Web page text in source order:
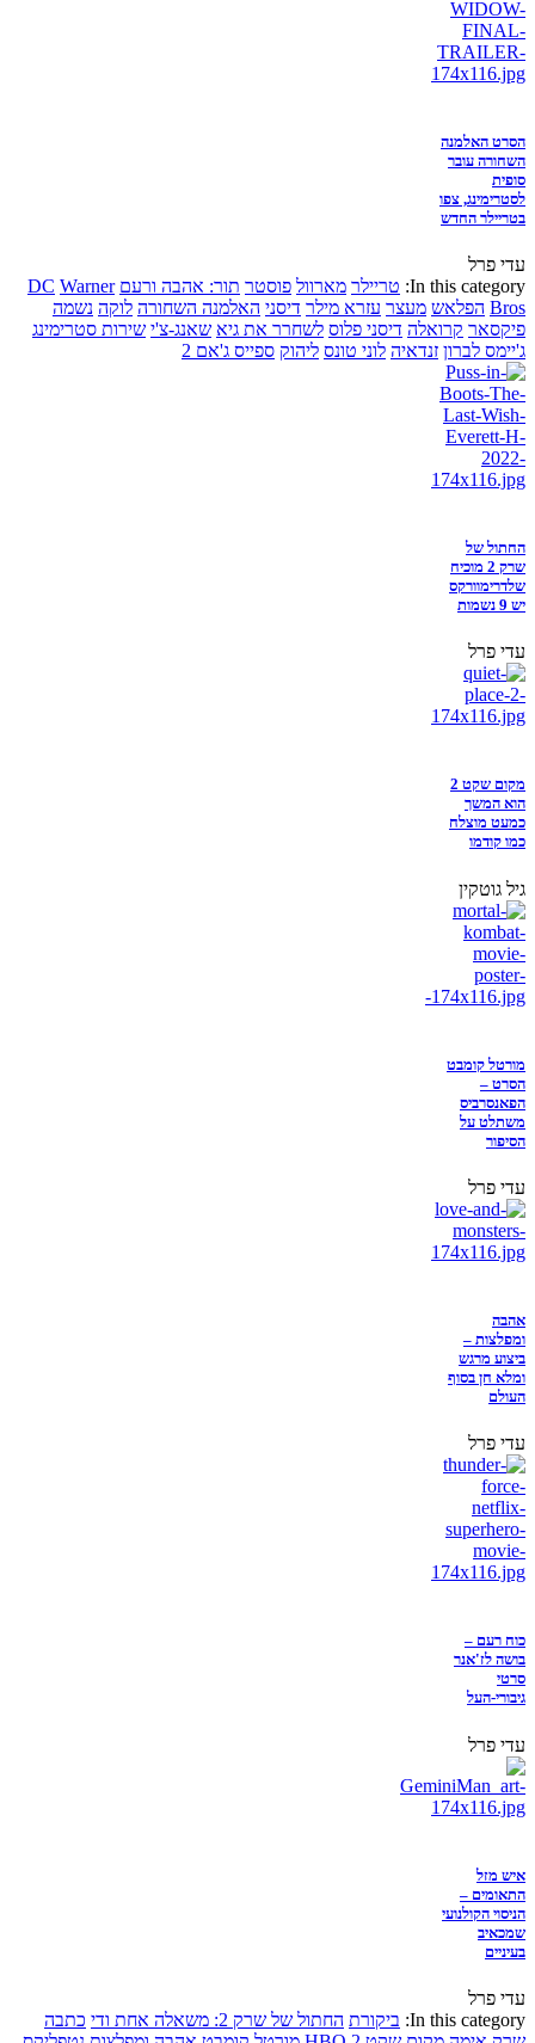
הסרט האלמנה
השחורה עובר
סופית
לסטרימינג, צפו
בטריילר החדש
עדי פרל
In this category: טריילר מארוול פוסטר תור: אהבה ורעם DC Warner
Bros הפלאש מעצר עזרא מילר דיסני האלמנה השחורה לוקה נשמה
פיקסאר קרואלה דיסני פלוס לשחרר את גיא שאנג-צ'י שירות סטרימינג
ג'יימס לברון זנדאיה לוני טונס ליהוק ספייס ג'אם 2
החתול של
שרק 2 מוכיח
שלדרימוורקס
יש 9 נשמות
עדי פרל
מקום שקט 2
הוא המשך
כמעט מוצלח
כמו קודמו
גיל גוטקין
מורטל קומבט
הסרט –
הפאנסרביס
משתלט על
הסיפור
עדי פרל
אהבה
ומפלצות –
ביצוע מרגש
ומלא חן בסוף
העולם
עדי פרל
כוח רעם –
בושה לז'אנר
סרטי
גיבורי-העל
עדי פרל
איש מזל
התאומים –
הניסוי הקולנועי
שמכאיב
בעיניים
עדי פרל
In this category: ביקורת החתול של שרק 2: משאלה אחת ודי
כתבה